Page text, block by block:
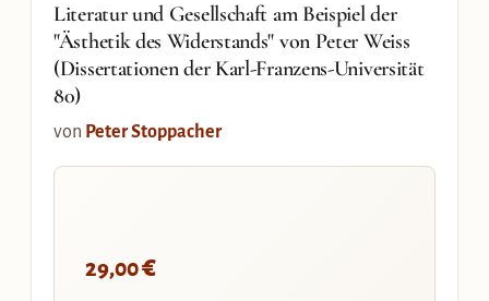
Literatur und Gesellschaft am Beispiel der
"Ästhetik des Widerstands" von Peter Weiss
(Dissertationen der Karl-Franzens-Universität
80)
von Peter Stoppacher
29,00€